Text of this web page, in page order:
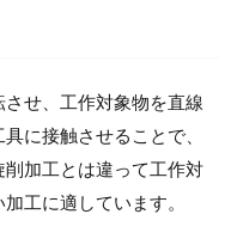
せ、工作対象物を直線
に接触させることで、
加工とは違って工作対
工に適しています。